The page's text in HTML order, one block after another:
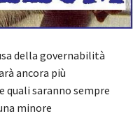
della governabilità
ancora più
quali saranno sempre
minore